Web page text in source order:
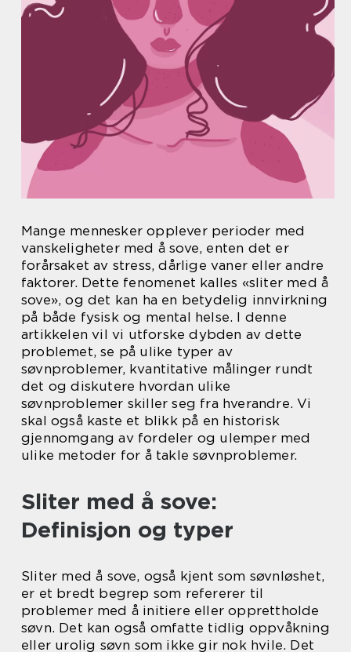
Mange mennesker opplever perioder med
vanskeligheter med å sove, enten det er
forårsaket av stress, dårlige vaner eller andre
faktorer. Dette fenomenet kalles «sliter med å
sove», og det kan ha en betydelig innvirkning
på både fysisk og mental helse. I denne
artikkelen vil vi utforske dybden av dette
problemet, se på ulike typer av
søvnproblemer, kvantitative målinger rundt
det og diskutere hvordan ulike
søvnproblemer skiller seg fra hverandre. Vi
skal også kaste et blikk på en historisk
gjennomgang av fordeler og ulemper med
ulike metoder for å takle søvnproblemer.
Sliter med å sove:
Definisjon og typer
Sliter med å sove, også kjent som søvnløshet,
er et bredt begrep som refererer til
problemer med å initiere eller opprettholde
søvn. Det kan også omfatte tidlig oppvåkning
eller urolig søvn som ikke gir nok hvile. Det